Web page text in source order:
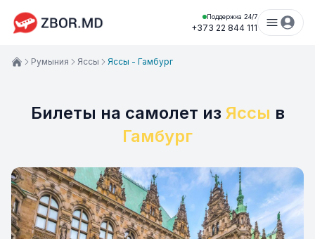
Поддержка 24/7
+373 22 844 111
Билеты на самолет из Яссы в
Гамбург
Румыния Яссы Яссы - Гамбург